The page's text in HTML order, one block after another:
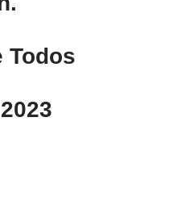
Todos